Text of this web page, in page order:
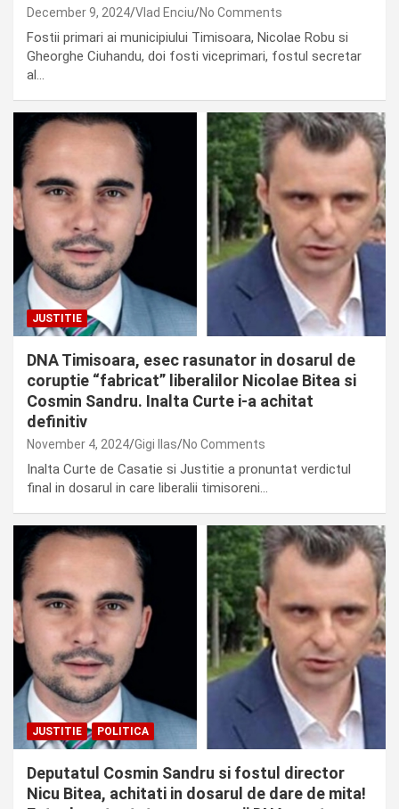
December 9, 2024 Vlad Enciu No Comments
Fostii primari ai municipiului Timisoara, Nicolae Robu si
Gheorghe Ciuhandu, doi fosti viceprimari, fostul secretar
al…
JUSTITIE
DNA Timisoara, esec rasunator in dosarul de
coruptie “fabricat” liberalilor Nicolae Bitea si
Cosmin Sandru. Inalta Curte i-a achitat
definitiv
November 4, 2024 Gigi Ilas No Comments
Inalta Curte de Casatie si Justitie a pronuntat verdictul
final in dosarul in care liberalii timisoreni…
JUSTITIE POLITICA
Deputatul Cosmin Sandru si fostul director
Nicu Bitea, achitati in dosarul de dare de mita!